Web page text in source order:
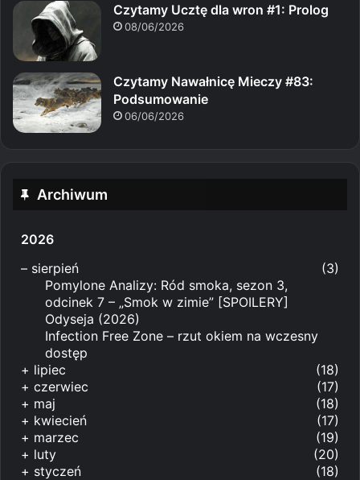
Czytamy Ucztę dla wron #1: Prolog
08/06/2026
Czytamy Nawałnicę Mieczy #83:
Podsumowanie
06/06/2026
Archiwum
2026
– sierpień
(3)
Pomylone Analizy: Ród smoka, sezon 3,
odcinek 7 – „Smok w zimie” [SPOILERY]
Odyseja (2026)
Infection Free Zone – rzut okiem na wczesny
dostęp
+ lipiec
(18)
+ czerwiec
(17)
+ maj
(18)
+ kwiecień
(17)
+ marzec
(19)
+ luty
(20)
+ styczeń
(18)